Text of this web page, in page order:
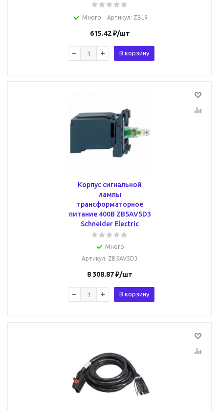
Много Артикул: ZBL9
615.42₽/шт
В корзину
Корпус сигнальной
лампы
трансформаторное
питание 400В ZB5AV5D3
Schneider Electric
Много
Артикул: ZB5AV5D3
8 308.87₽/шт
В корзину